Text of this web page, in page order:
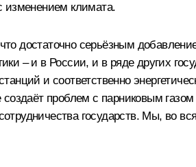
изменением климата.
достаточно серьёзным
– и в России, и в ряде других
и соответственно
создаёт проблем с парниковым
государств. Мы, во